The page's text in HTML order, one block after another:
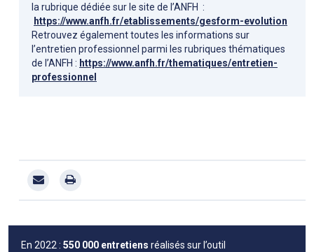
la rubrique dédiée sur le site de l’ANFH :
https://www.anfh.fr/etablissements/gesform-evolution
Retrouvez également toutes les informations sur
l’entretien professionnel parmi les rubriques thématiques
de l’ANFH : https://www.anfh.fr/thematiques/entretien-
professionnel
En 2022 : 550 000 entretiens réalisés sur l’outil